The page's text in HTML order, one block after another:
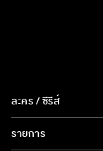
ละคร / ซีรีส์
รายการ